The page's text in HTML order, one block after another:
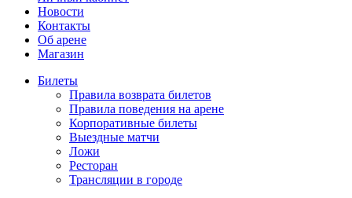
Новости
Контакты
Об арене
Магазин
Билеты
Правила возврата билетов
Правила поведения на арене
Корпоративные билеты
Выездные матчи
Ложи
Ресторан
Трансляции в городе